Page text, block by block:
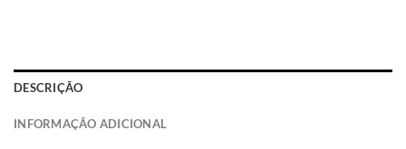
DESCRIÇÃO
INFORMAÇÃO ADICIONAL